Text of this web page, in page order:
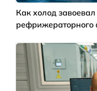
Как холод
рефрижераторного